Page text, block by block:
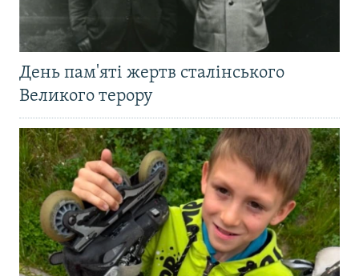
День пам'яті жертв сталінського
Великого терору